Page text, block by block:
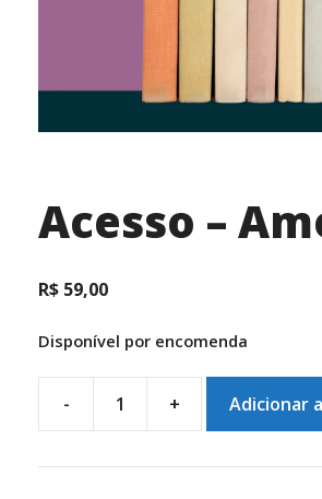
Acesso –
R$ 59,00
Disponível por encomenda
-
Acesso
Amós
+ Adicionar